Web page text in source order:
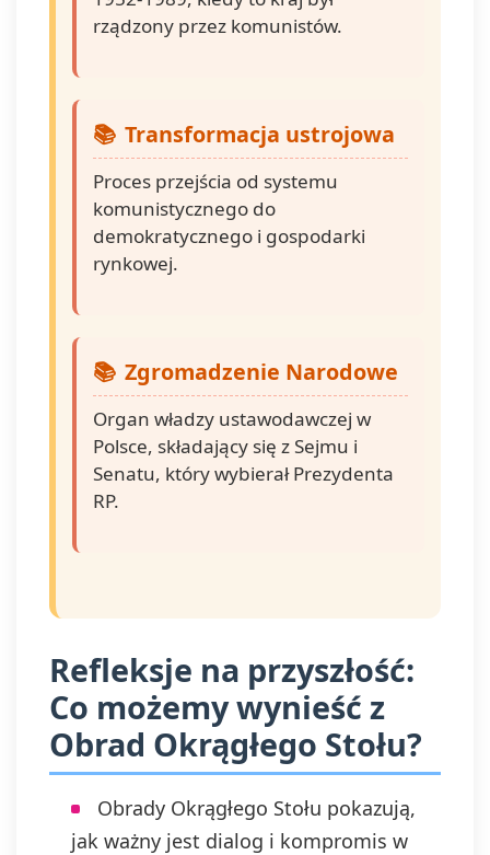
rządzony przez komunistów.
Transformacja ustrojowa
Proces przejścia od systemu
komunistycznego do
demokratycznego i gospodarki
rynkowej.
Zgromadzenie Narodowe
Organ władzy ustawodawczej w
Polsce, składający się z Sejmu i
Senatu, który wybierał Prezydenta
RP.
Refleksje na przyszłość:
Co możemy wynieść z
Obrad Okrągłego Stołu?
Obrady Okrągłego Stołu pokazują,
jak ważny jest dialog i kompromis w